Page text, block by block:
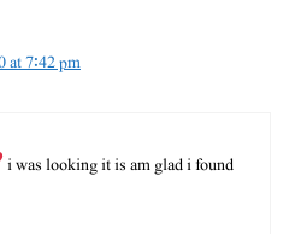
at 7:42 pm
i was looking it is am glad i found